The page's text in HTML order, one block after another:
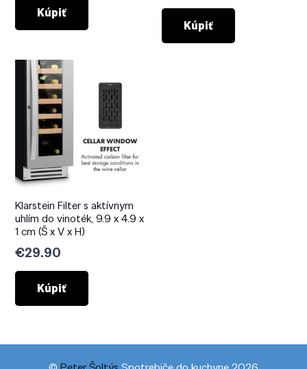
Kúpiť
Kúpiť
Klarstein Filter s aktívnym
uhlím do vinoték, 9.9 x 4.9 x
1 cm (Š x V x H)
€29.90
Kúpiť